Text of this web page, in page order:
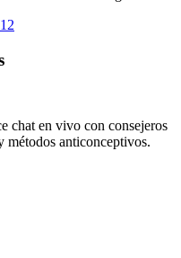
chat en vivo con consejeros
métodos anticonceptivos.